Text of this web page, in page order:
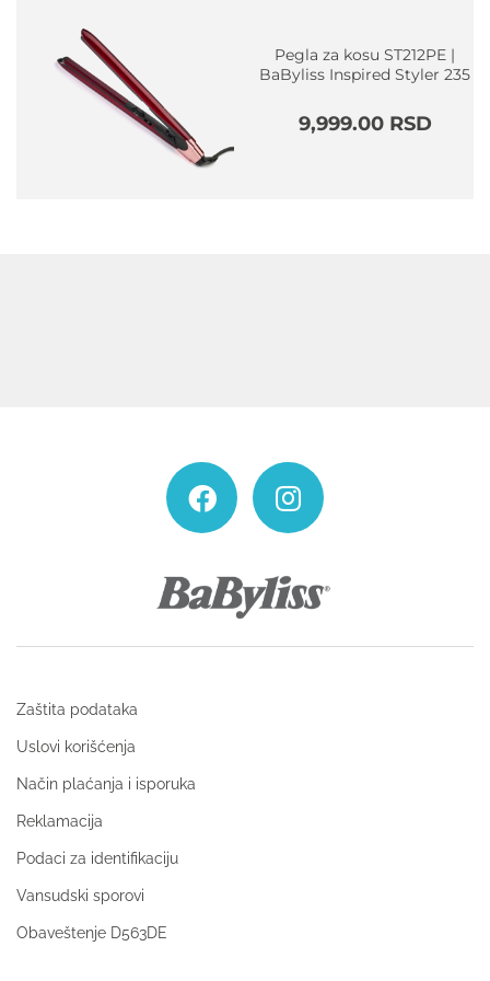
Pegla za kosu ST212PE |
BaByliss Inspired Styler 235
9,999.00 RSD
Zaštita podataka
Uslovi korišćenja
Način plaćanja i isporuka
Reklamacija
Podaci za identifikaciju
Vansudski sporovi
Obaveštenje D563DE